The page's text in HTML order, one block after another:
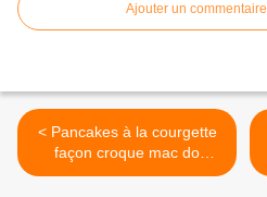
Ajouter un commentaire
< Pancakes à la courgette
façon croque mac do
healthy